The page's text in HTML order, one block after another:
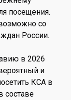
посещения.
со
России.
в 2026
и
КСА в
составе